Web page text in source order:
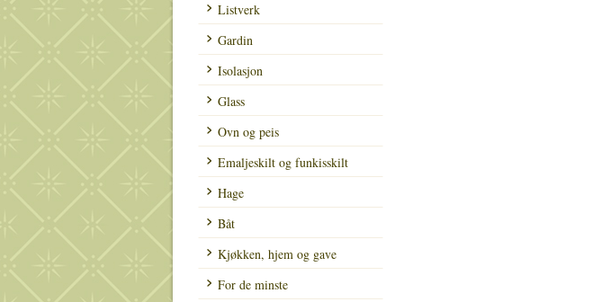
Listverk
Gardin
Isolasjon
Glass
Ovn og peis
Emaljeskilt og funkisskilt
Hage
Båt
Kjøkken, hjem og gave
For de minste